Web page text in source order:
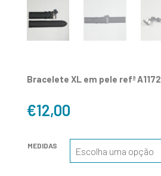
Bracelete XL em pele refª A1172
€12,00
MEDIDAS